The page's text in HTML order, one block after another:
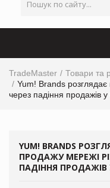
TradeMaster Товари та
Yum! Brands
через падіння продажів
YUM! BRANDS
ПРОДАЖУ МЕРЕЖІ
ПАДІННЯ